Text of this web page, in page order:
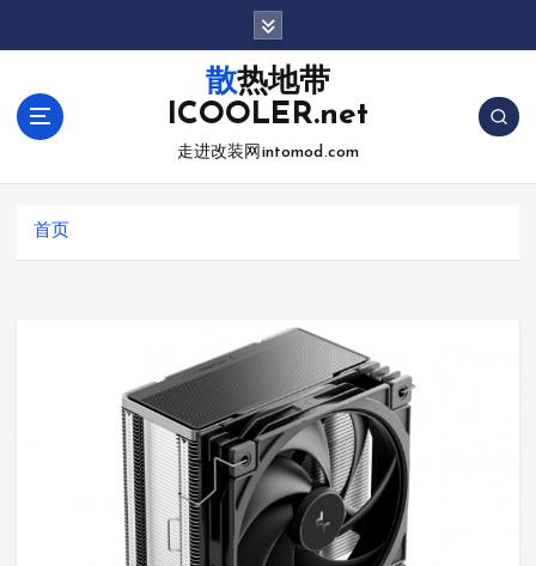
散热地带
ICOOLER.net
走进改装网intomod.com
首页